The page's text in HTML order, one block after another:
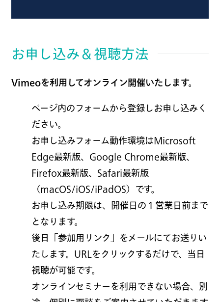
お申し込み＆視聴方法
Vimeoを利用してオンライン開催いたします。
ページ内のフォームから登録しお申し込みく
ださい。
お申し込みフォーム動作環境はMicrosoft
Edge最新版、Google Chrome最新版、
Firefox最新版、Safari最新版
（macOS/iOS/iPadOS）です。
お申し込み期限は、開催日の１営業日前まで
となります。
後日「参加用リンク」をメールにてお送りい
たします。URLをクリックするだけで、当日
視聴が可能です。
オンラインセミナーを利用できない場合、別